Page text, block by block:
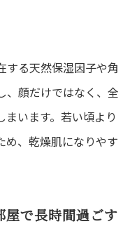
する天然保湿因子や角
、顔だけではなく、全
います。若い頃より
め、乾燥肌になりやす
で長時間過ごす